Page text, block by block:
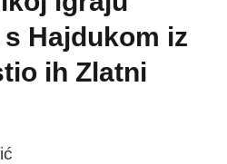
Hajdukom iz
ih Zlatni